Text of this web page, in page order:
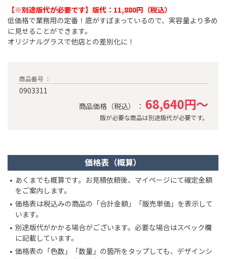
【※別途版代が必要です】版代：11,880円（税込）​
低価格で業務用の定番！底がすぼまっているので、実容量より多め
に見せることができます。
オリジナルグラスで他店との差別化に！
商品番号 ：
0903311
商品価格（税込） ： 68,640円～
版が必要な商品は別途版代が必要です。
価格表（概算）
あくまでも概算です。お見積依頼後、マイページにて確定金額
をご案内します。
価格表は税込みの商品の「合計金額」「販売単価」を表示して
います。
別途版代がかかる場合がございます。必要な場合はスペック欄
に記載しています。
価格表の「色数」「数量」の箇所をタップしても、デザインシ